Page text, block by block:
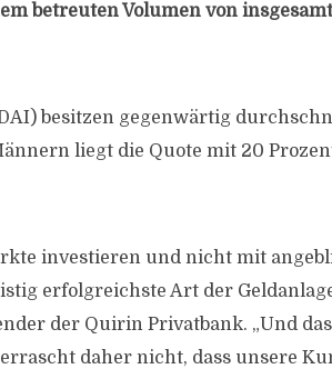
betreuten Volumen von
besitzen gegenwärtig
liegt die Quote mit 20
investieren und nicht mit
erfolgreichste Art der
der Quirin Privatbank. „Und
daher nicht, dass unsere